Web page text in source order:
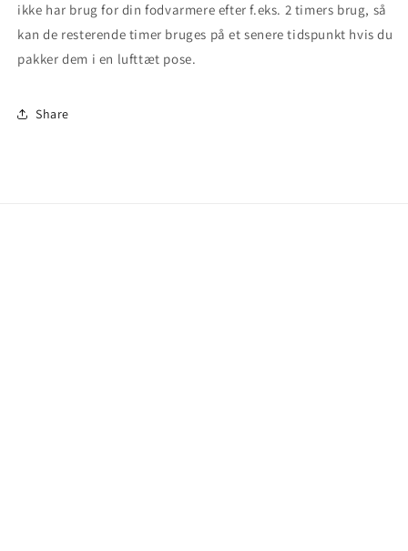
ikke har brug for din fodvarmere efter f.eks. 2 timers brug, så
kan de resterende timer bruges på et senere tidspunkt hvis du
pakker dem i en lufttæt pose.
Share